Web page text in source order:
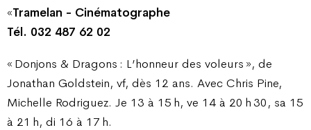
«Tramelan - Cinématographe
Tél. 032 487 62 02
« Donjons & Dragons : L’honneur des voleurs », de
Jonathan Goldstein, vf, dès 12 ans. Avec Chris Pine,
Michelle Rodriguez. Je 13 à 15 h, ve 14 à 20 h 30, sa 15
à 21 h, di 16 à 17 h.